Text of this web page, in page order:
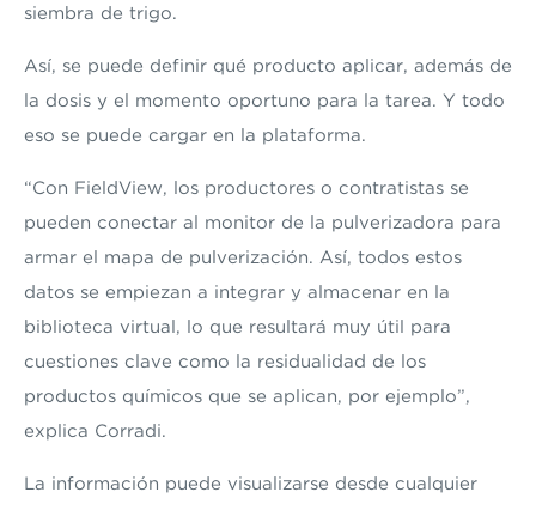
siembra de trigo.
Así, se puede definir qué producto aplicar, además de
la dosis y el momento oportuno para la tarea. Y todo
eso se puede cargar en la plataforma.
“Con FieldView, los productores o contratistas se
pueden conectar al monitor de la pulverizadora para
armar el mapa de pulverización. Así, todos estos
datos se empiezan a integrar y almacenar en la
biblioteca virtual, lo que resultará muy útil para
cuestiones clave como la residualidad de los
productos químicos que se aplican, por ejemplo”,
explica Corradi.
La información puede visualizarse desde cualquier